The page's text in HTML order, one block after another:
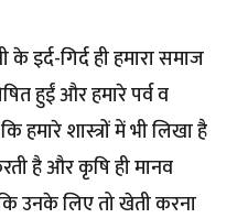
इर्द-गिर्द ही हमारा समाज
हुईं और हमारे पर्व व
हमारे शास्त्रों में भी लिखा है
है और कृषि ही मानव
उनके लिए तो खेती करना